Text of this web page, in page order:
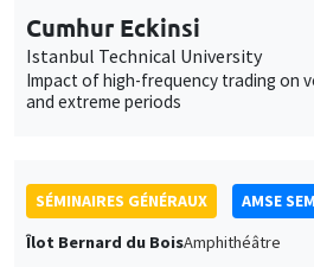
Cumhur Eckinsi
Istanbul Technical University
Impact of high-frequency trading on
and extreme periods
SÉMINAIRES GÉNÉRAUX
AMSE
Îlot Bernard du BoisAmphithéâtre